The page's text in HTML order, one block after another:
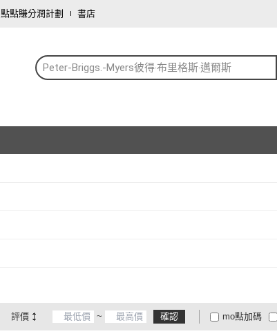
點點賺分潤計劃 書店
Peter-Briggs.-Myers彼得‧布里格斯‧邁爾斯
評價 ~ 確認 mo點加碼
大家電安心配